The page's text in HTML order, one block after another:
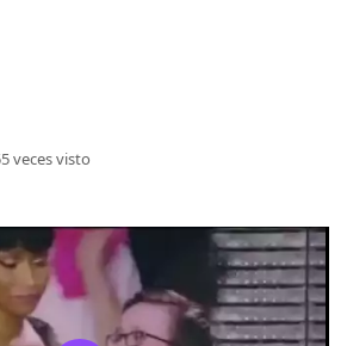
veces visto